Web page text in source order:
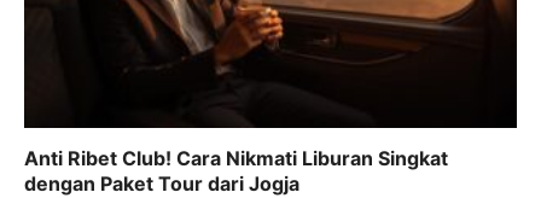
Anti Ribet Club! Cara Nikmati Liburan Singkat
dengan Paket Tour dari Jogja